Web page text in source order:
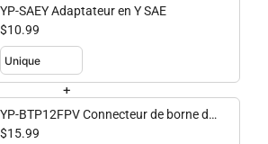
YP-SAEY Adaptateur en Y SAE
$10.99
+
YP-BTP12FPV Connecteur de borne de
batterie 12" avec SAE vers connecteur
$15.99